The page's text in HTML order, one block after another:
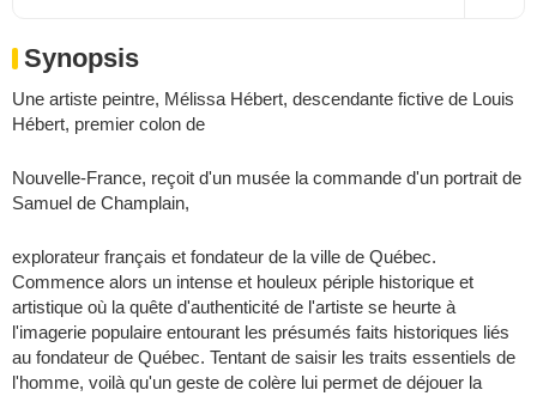
Synopsis
Une artiste peintre, Mélissa Hébert, descendante fictive de Louis
Hébert, premier colon de
Nouvelle-France, reçoit d'un musée la commande d'un portrait de
Samuel de Champlain,
explorateur français et fondateur de la ville de Québec.
Commence alors un intense et houleux périple historique et
artistique où la quête d'authenticité de l'artiste se heurte à
l'imagerie populaire entourant les présumés faits historiques liés
au fondateur de Québec. Tentant de saisir les traits essentiels de
l'homme, voilà qu'un geste de colère lui permet de déjouer la